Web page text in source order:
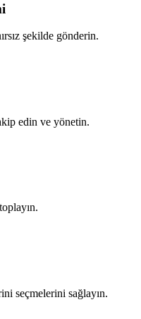
şekilde gönderin.
edin ve yönetin.
seçmelerini sağlayın.